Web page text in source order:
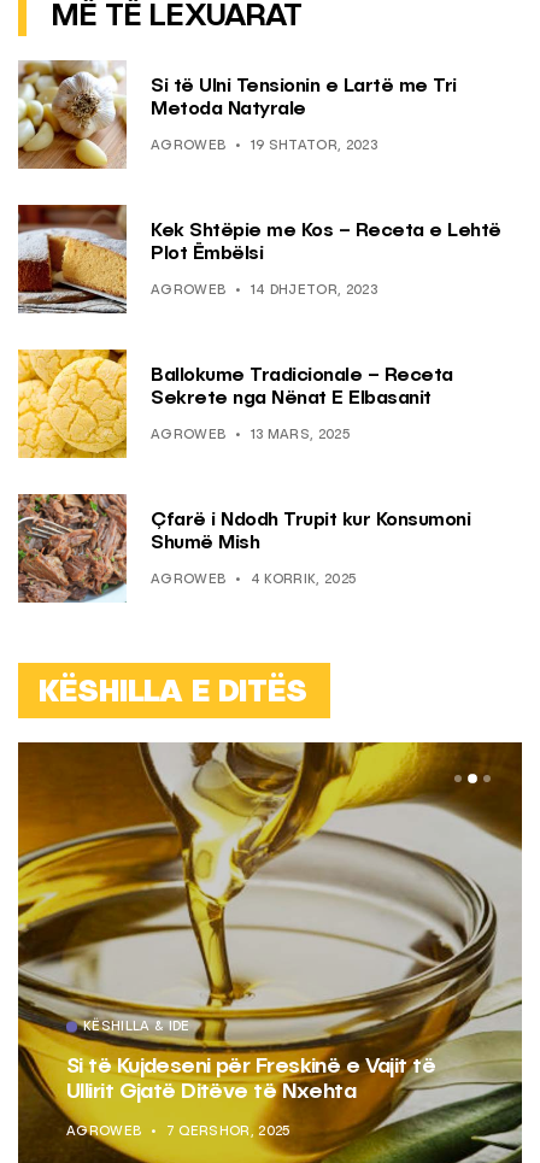
MË TË LEXUARAT
Si të Ulni Tensionin e Lartë me Tri
Metoda Natyrale
AGROWEB 19 SHTATOR, 2023
Kek Shtëpie me Kos – Receta e Lehtë
Plot Ëmbëlsi
AGROWEB 14 DHJETOR, 2023
Ballokume Tradicionale – Receta
Sekrete nga Nënat E Elbasanit
AGROWEB 13 MARS, 2025
Çfarë i Ndodh Trupit kur Konsumoni
Shumë Mish
AGROWEB 4 KORRIK, 2025
KËSHILLA E DITËS
KËSHILLA & IDE
Si të Kujdeseni për Freskinë e Vajit të
Ullirit Gjatë Ditëve të Nxehta
AGROWEB 7 QERSHOR, 2025